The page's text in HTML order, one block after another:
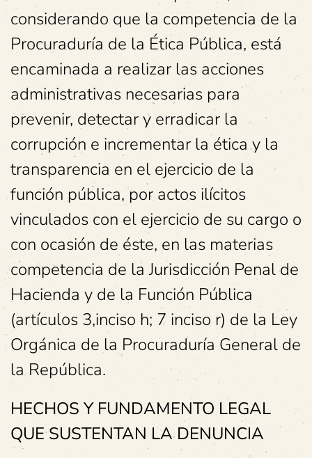
considerando que la competencia de la
Procuraduría de la Ética Pública, está
encaminada a realizar las acciones
administrativas necesarias para
prevenir, detectar y erradicar la
corrupción e incrementar la ética y la
transparencia en el ejercicio de la
función pública, por actos ilícitos
vinculados con el ejercicio de su cargo o
con ocasión de éste, en las materias
competencia de la Jurisdicción Penal de
Hacienda y de la Función Pública
(artículos 3,inciso h; 7 inciso r) de la Ley
Orgánica de la Procuraduría General de
la República.
HECHOS Y FUNDAMENTO LEGAL
QUE SUSTENTAN LA DENUNCIA